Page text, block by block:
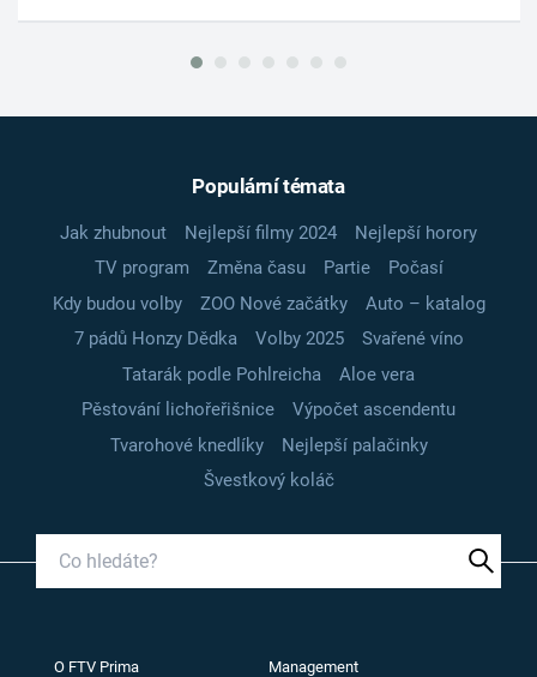
Populární témata
Jak zhubnout Nejlepší filmy 2024
Nejlepší horory
TV program
Změna času Partie
Počasí
Kdy budou volby
ZOO Nové začátky
Auto – katalog
7 pádů Honzy Dědka
Volby 2025
Svařené víno
Tatarák podle Pohlreicha
Aloe vera
Pěstování lichořeřišnice
Výpočet ascendentu
Tvarohové knedlíky
Nejlepší palačinky
Švestkový koláč
O FTV Prima Management